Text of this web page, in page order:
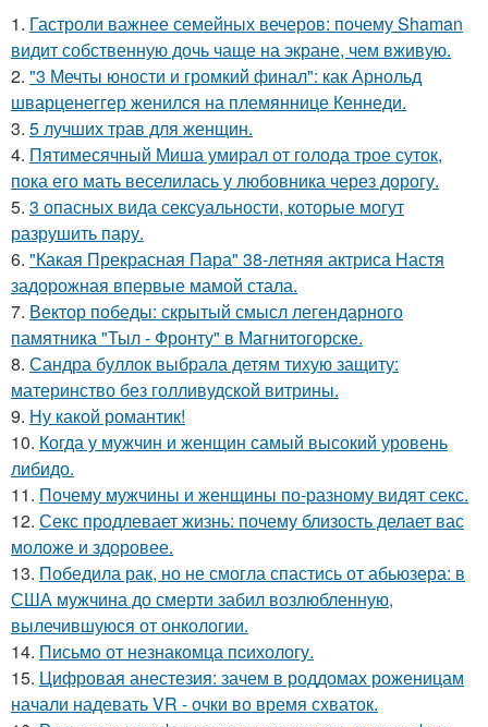
1. Гастроли важнее семейных вечеров: почему Shaman
видит собственную дочь чаще на экране, чем вживую.
2. "3 Мечты юности и громкий финал": как Арнольд
шварценеггер женился на племяннице Кеннеди.
3. 5 лучших трав для женщин.
4. Пятимесячный Миша умирал от голода трое суток,
пока его мать веселилась у любовника через дорогу.
5. 3 опасных вида сексуальности, которые могут
разрушить пару.
6. "Какая Прекрасная Пара" 38-летняя актриса Настя
задорожная впервые мамой стала.
7. Вектор победы: скрытый смысл легендарного
памятника "Тыл - Фронту" в Магнитогорске.
8. Сандра буллок выбрала детям тихую защиту:
материнство без голливудской витрины.
9. Ну какой романтик!
10. Когда у мужчин и женщин самый высокий уровень
либидо.
11. Почему мужчины и женщины по-разному видят секс.
12. Секс продлевает жизнь: почему близость делает вас
моложе и здоровее.
13. Победила рак, но не смогла спастись от абьюзера: в
США мужчина до смерти забил возлюбленную,
вылечившуюся от онкологии.
14. Письмo от незнакомца пcихологу.
15. Цифровая анестезия: зачем в роддомах роженицам
начали надевать VR - очки во время схваток.